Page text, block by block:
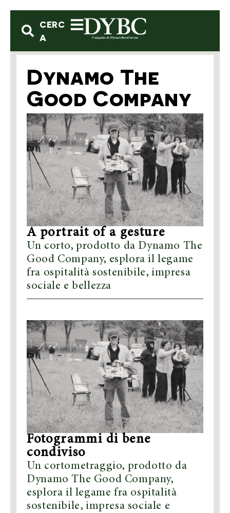
CERC
A
Dynamo The
Good Company
A portrait of a gesture
Un corto, prodotto da Dynamo The
Good Company, esplora il legame
fra ospitalità sostenibile, impresa
sociale e bellezza
Fotogrammi di bene
condiviso
Un cortometraggio, prodotto da
Dynamo The Good Company,
esplora il legame fra ospitalità
sostenibile, impresa sociale e